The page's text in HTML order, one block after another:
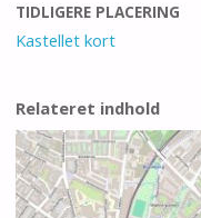
TIDLIGERE PLACERING
Kastellet kort
Relateret indhold